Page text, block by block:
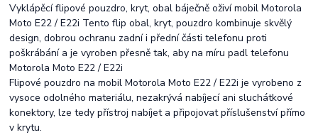
Vyklápěcí flipové pouzdro, kryt, obal báječně oživí mobil Motorola
Moto E22 / E22i Tento flip obal, kryt, pouzdro kombinuje skvělý
design, dobrou ochranu zadní i přední části telefonu proti
poškrábání a je vyroben přesně tak, aby na míru padl telefonu
Motorola Moto E22 / E22i
Flipové pouzdro na mobil Motorola Moto E22 / E22i je vyrobeno z
vysoce odolného materiálu, nezakrývá nabíjecí ani sluchátkové
konektory, lze tedy přístroj nabíjet a připojovat příslušenství přímo
v krytu.